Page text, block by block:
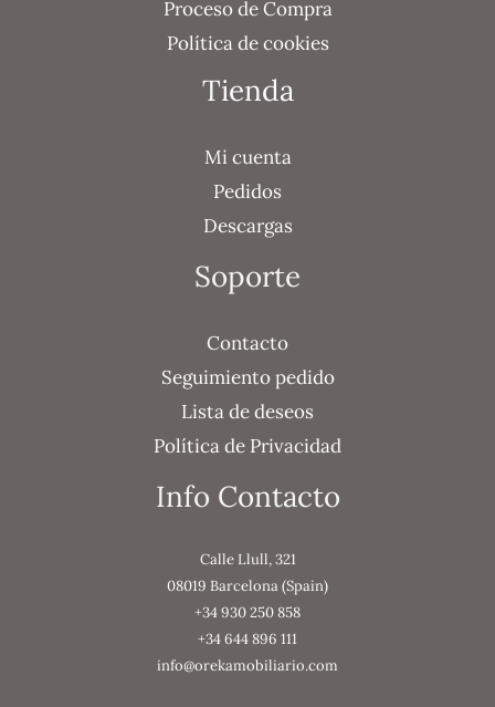
Proceso de Compra
Política de cookies
Tienda
Mi cuenta
Pedidos
Descargas
Soporte
Contacto
Seguimiento pedido
Lista de deseos
Política de Privacidad
Info Contacto
Calle Llull, 321
08019 Barcelona (Spain)
+34 930 250 858
+34 644 896 111
info@orekamobiliario.com